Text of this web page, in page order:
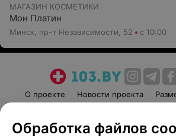
МАГАЗИН КОСМЕТИКИ
Мон Платин
Минск, пр-т Независимости, 52 с 10:00
О проекте Новости проекта
Пользовательское соглашение
Обработка файлов